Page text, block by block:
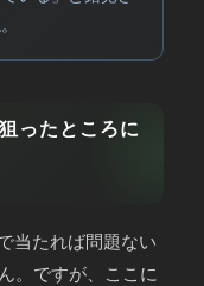
ったところに
当たれば問題ない
。ですが、ここに